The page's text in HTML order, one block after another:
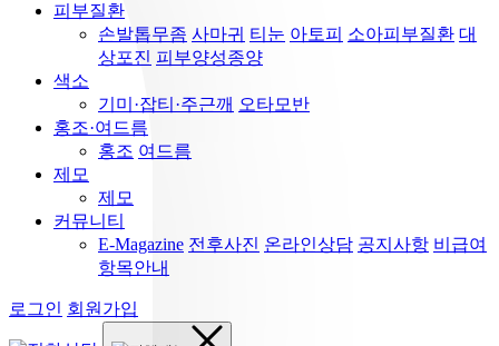
피부질환
손발톱무좀 사마귀 티눈 아토피 소아피부질환 대
상포진 피부양성종양
색소
기미·잡티·주근깨 오타모반
홍조·여드름
홍조 여드름
제모
제모
커뮤니티
E-Magazine 전후사진 온라인상담 공지사항 비급여
항목안내
로그인 회원가입